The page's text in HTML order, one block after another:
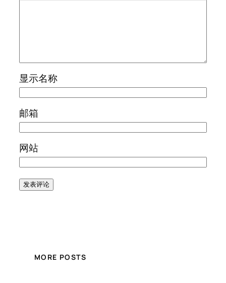
显示名称
邮箱
网站
MORE POSTS